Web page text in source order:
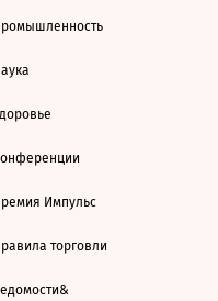
Импульс
торговли